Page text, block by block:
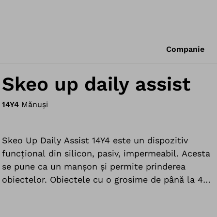
Companie
Skeo up daily assist
14Y4 Mănuși
Skeo Up Daily Assist 14Y4 este un dispozitiv
funcțional din silicon, pasiv, impermeabil. Acesta
se pune ca un manșon și permite prinderea
obiectelor. Obiectele cu o grosime de până la 4